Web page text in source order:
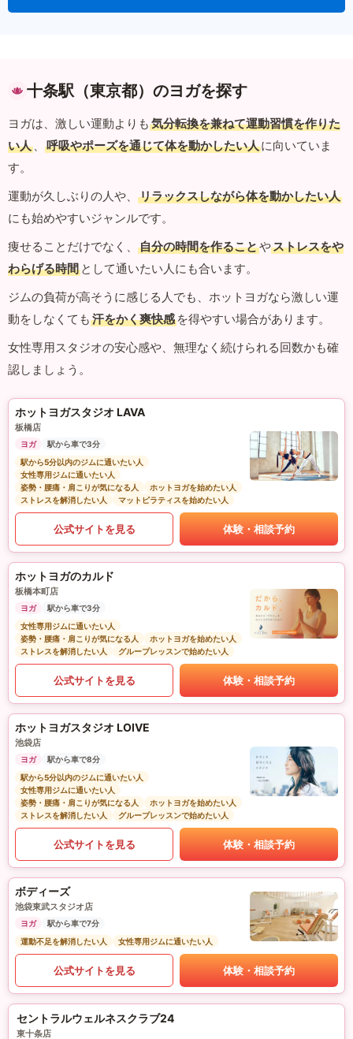
十条駅（東京都）のヨガを探す
ヨガは、激しい運動よりも 気分転換を兼ねて運動習慣を作りた
い人 、 呼吸やポーズを通じて体を動かしたい人に向いていま
す。
運動が久しぶりの人や、
リラックスしながら体を動かしたい人
にも始めやすいジャンルです。
痩せることだけでなく、
自分の時間を作ることやストレスをや
わらげる時間 として通いたい人にも合います。
ジムの負荷が高そうに感じる人でも、ホットヨガなら激しい運
動をしなくても 汗をかく爽快感 を得やすい場合があります。
女性専用スタジオの安心感や、無理なく続けられる回数かも確
認しましょう。
ホットヨガスタジオ LAVA
板橋店
ヨガ
駅から車で3分
駅から5分以内のジムに通いたい人
女性専用ジムに通いたい人
姿勢・腰痛・肩こりが気になる人
ホットヨガを始めたい人
ストレスを解消したい人
マットピラティスを始めたい人
公式サイトを見る 体験・相談予約
ホットヨガのカルド
板橋本町店
ヨガ
駅から車で3分
女性専用ジムに通いたい人
姿勢・腰痛・肩こりが気になる人
ホットヨガを始めたい人
ストレスを解消したい人
グループレッスンで始めたい人
公式サイトを見る 体験・相談予約
ホットヨガスタジオ LOIVE
池袋店
ヨガ
駅から車で8分
駅から5分以内のジムに通いたい人
女性専用ジムに通いたい人
姿勢・腰痛・肩こりが気になる人
ホットヨガを始めたい人
ストレスを解消したい人
グループレッスンで始めたい人
公式サイトを見る 体験・相談予約
ボディーズ
池袋東武スタジオ店
ヨガ
駅から車で7分
運動不足を解消したい人
女性専用ジムに通いたい人
公式サイトを見る 体験・相談予約
セントラルウェルネスクラブ24
東十条店